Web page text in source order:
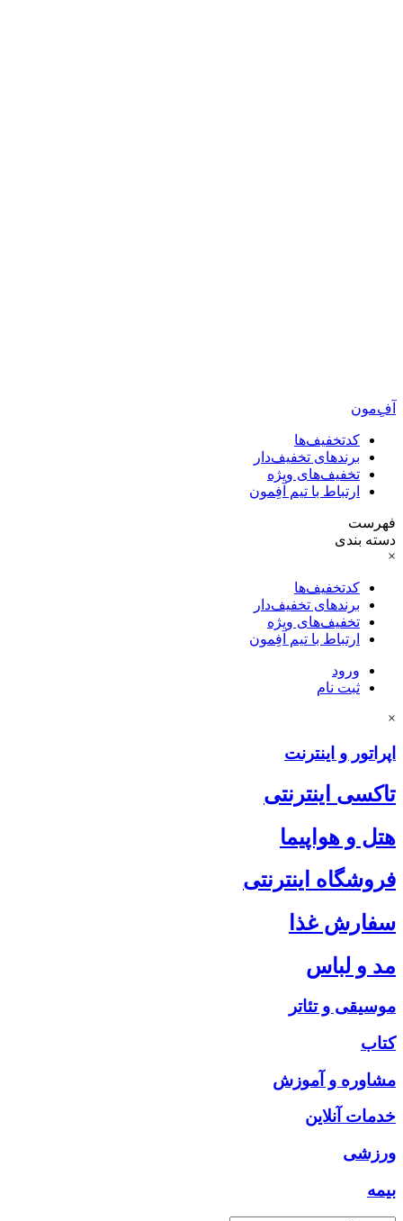
آفِ‌مون
کدتخفیف‌ها
برندهای تخفیف‌دار
تخفیف‌های ویژه
ارتباط با تیم آفِمون
فهرست
دسته بندی
×
کدتخفیف‌ها
برندهای تخفیف‌دار
تخفیف‌های ویژه
ارتباط با تیم آفِمون
ورود
ثبت نام
×
اپراتور و اینترنت
تاکسی اینترنتی
هتل و هواپیما
فروشگاه اینترنتی
سفارش غذا
مد و لباس
موسیقی و تئاتر
کتاب
مشاوره و آموزش
خدمات آنلاین
ورزشی
بیمه